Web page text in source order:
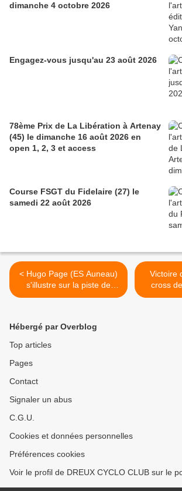
dimanche 4 octobre 2026
Engagez-vous jusqu'au 23 août 2026
78ème Prix de La Libération à Artenay
(45) le dimanche 16 août 2026 en
open 1, 2, 3 et access
Course FSGT du Fidelaire (27) le
samedi 22 août 2026
< Hugo Page (ES Auneau)
s'illustre sur la piste de
Grenoble (38)
Victoire
Hébergé par Overblog
Top articles
Pages
Contact
Signaler un abus
C.G.U.
Cookies et données personnelles
Préférences cookies
Voir le profil de DREUX CYCLO CLUB sur le